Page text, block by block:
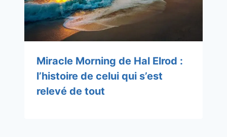
Miracle Morning de Hal Elrod :
l’histoire de celui qui s’est
relevé de tout